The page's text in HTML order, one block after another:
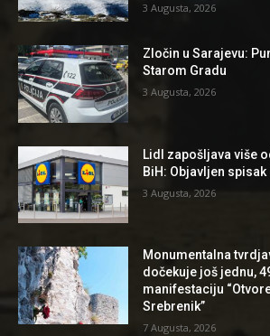
3 Augusta, 2026
Zločin u Sarajevu:
Starom Gradu
3 Augusta, 2026
Lidl zapošljava više
BiH: Objavljen
3 Augusta, 2026
Monumentalna
dočekuje još jednu,
manifestaciju
Srebrenik”
7 Augusta, 2026